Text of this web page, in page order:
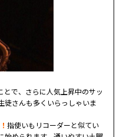
とで、さらに人気上昇中のサッ
徒さんも多くいらっしゃいま
指使いもリコーダーと似てい